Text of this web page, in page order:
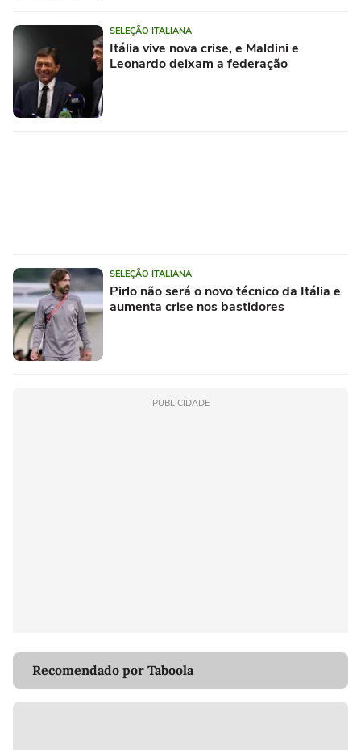
SELEÇÃO ITALIANA
Itália vive nova crise, e Maldini e
Leonardo deixam a federação
SELEÇÃO ITALIANA
Pirlo não será o novo técnico da Itália e
aumenta crise nos bastidores
PUBLICIDADE
Recomendado por Taboola